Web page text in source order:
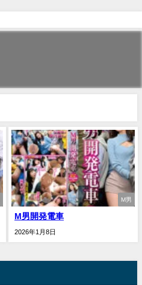
M男
M男開発電車
2026年1月8日